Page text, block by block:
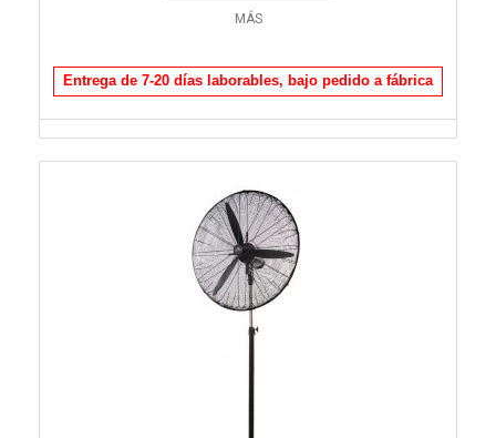
MÁS
Entrega de 7-20 días laborables, bajo pedido a fábrica